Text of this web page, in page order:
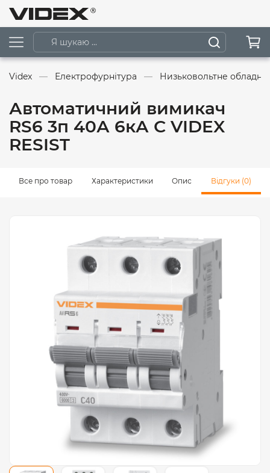
Videx Електрофурнітура Низьковольтне
Автоматичний вимикач
RS6 3п 40А 6кА С VIDEX
RESIST
Все про товар Характеристики Опис Відгуки (0)